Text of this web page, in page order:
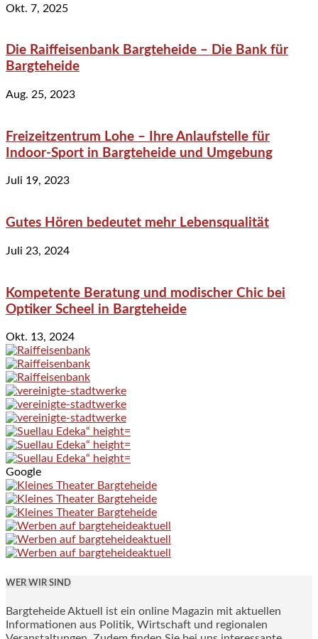
Okt. 7, 2025
Die Raiffeisenbank Bargteheide – Die Bank für
Bargteheide
Aug. 25, 2023
Freizeitzentrum Lohe – Ihre Anlaufstelle für
Indoor-Sport in Bargteheide und Umgebung
Juli 19, 2023
Gutes Hören bedeutet mehr Lebensqualität
Juli 23, 2024
Kompetente Beratung und modischer Chic bei
Optiker Scheel in Bargteheide
Okt. 13, 2024
Google
WER WIR SIND
Bargteheide Aktuell ist ein online Magazin mit aktuellen
Informationen aus Politik, Wirtschaft und regionalen